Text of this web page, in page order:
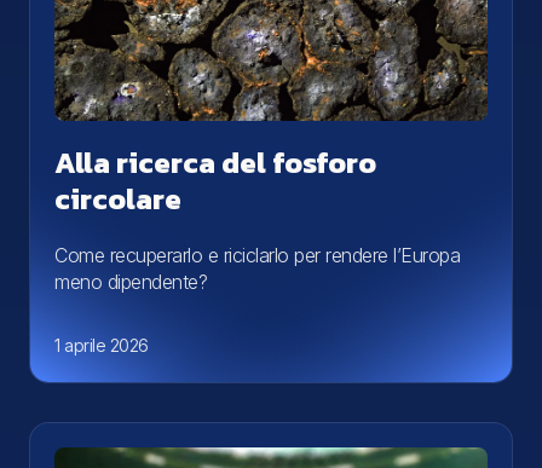
Alla ricerca del fosforo
circolare
Come recuperarlo e riciclarlo per rendere l’Europa
meno dipendente?
1 aprile 2026